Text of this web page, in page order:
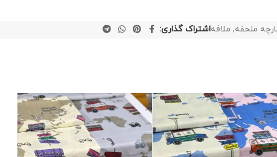
ملحفه, ملافهاشتراک گذاری: